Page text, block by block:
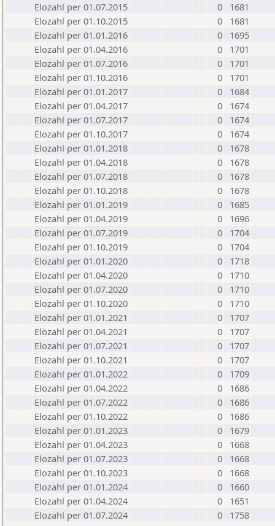
Elozahl per 01.07.2015
0
1681
Elozahl per 01.10.2015
0
1681
Elozahl per 01.01.2016
0
1695
Elozahl per 01.04.2016
0
1701
Elozahl per 01.07.2016
0
1701
Elozahl per 01.10.2016
0
1701
Elozahl per 01.01.2017
0
1684
Elozahl per 01.04.2017
0
1674
Elozahl per 01.07.2017
0
1674
Elozahl per 01.10.2017
0
1674
Elozahl per 01.01.2018
0
1678
Elozahl per 01.04.2018
0
1678
Elozahl per 01.07.2018
0
1678
Elozahl per 01.10.2018
0
1678
Elozahl per 01.01.2019
0
1685
Elozahl per 01.04.2019
0
1696
Elozahl per 01.07.2019
0
1704
Elozahl per 01.10.2019
0
1704
Elozahl per 01.01.2020
0
1718
Elozahl per 01.04.2020
0
1710
Elozahl per 01.07.2020
0
1710
Elozahl per 01.10.2020
0
1710
Elozahl per 01.01.2021
0
1707
Elozahl per 01.04.2021
0
1707
Elozahl per 01.07.2021
0
1707
Elozahl per 01.10.2021
0
1707
Elozahl per 01.01.2022
0
1709
Elozahl per 01.04.2022
0
1686
Elozahl per 01.07.2022
0
1686
Elozahl per 01.10.2022
0
1686
Elozahl per 01.01.2023
0
1679
Elozahl per 01.04.2023
0
1668
Elozahl per 01.07.2023
0
1668
Elozahl per 01.10.2023
0
1668
Elozahl per 01.01.2024
0
1660
Elozahl per 01.04.2024
0
1651
Elozahl per 01.07.2024
0
1758